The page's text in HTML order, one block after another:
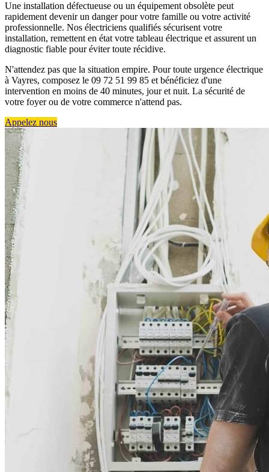
Une installation défectueuse ou un équipement obsolète peut
rapidement devenir un danger pour votre famille ou votre activité
professionnelle. Nos électriciens qualifiés sécurisent votre
installation, remettent en état votre tableau électrique et assurent un
diagnostic fiable pour éviter toute récidive.
N'attendez pas que la situation empire. Pour toute urgence électrique
à Vayres, composez le 09 72 51 99 85 et bénéficiez d'une
intervention en moins de 40 minutes, jour et nuit. La sécurité de
votre foyer ou de votre commerce n'attend pas.
Appelez nous